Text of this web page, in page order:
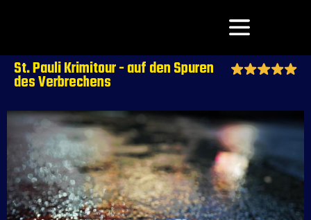
St. Pauli Krimitour - auf den Spuren
des Verbrechens